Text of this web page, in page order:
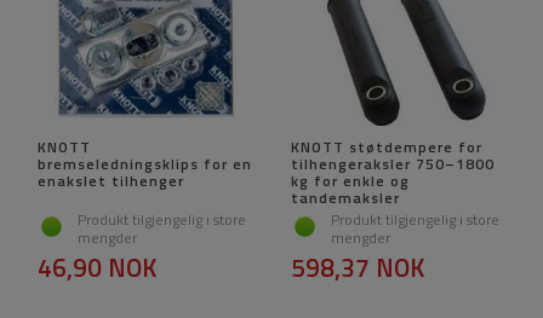
KNOTT
bremseledningsklips for en
enakslet tilhenger
Produkt tilgjengelig i store
mengder
46,90 NOK
KNOTT støtdempere for
tilhengeraksler 750–1800
kg for enkle og
tandemaksler
Produkt tilgjengelig i store
mengder
598,37 NOK